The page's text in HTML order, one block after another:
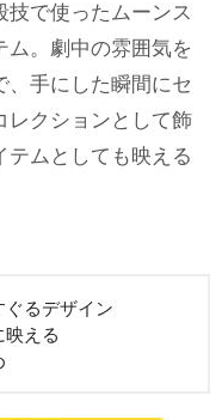
で使ったムーンス
。劇中の雰囲気を
手にした瞬間にセ
レクションとして飾
ムとしても映える
ぐるデザイン
える